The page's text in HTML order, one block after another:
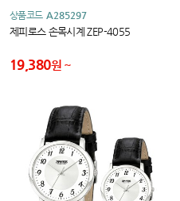
상품코드 A285297
제피로스 손목시계 ZEP-4055
19,380원